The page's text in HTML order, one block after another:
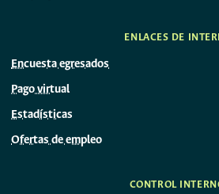
ENLACES DE
Encuesta egresados
Pago virtual
Estadísticas
Ofertas de empleo
CONTROL